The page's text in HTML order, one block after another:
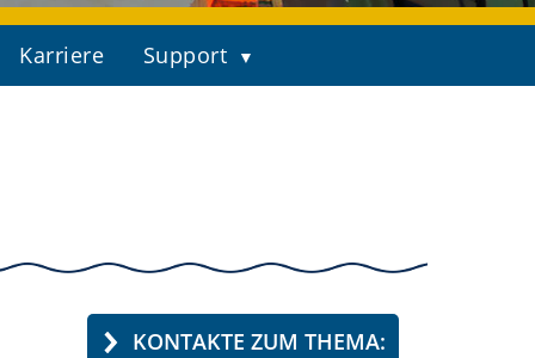
Karriere Support
KONTAKTE ZUM THEMA: